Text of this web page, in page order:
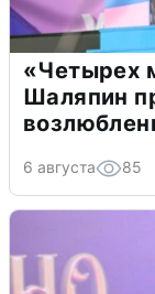
«Четырех
Шаляпин
6 августа 85